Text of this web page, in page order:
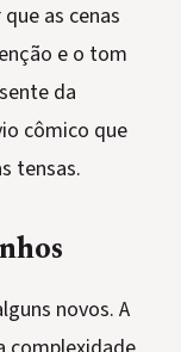
as cenas
e o tom
da
cômico que
tensas.
novos. A